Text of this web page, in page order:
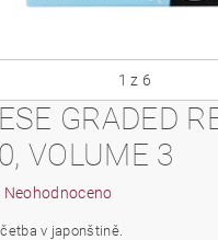
1 z 6
GRADED
VOLUME 3
Neohodnoceno
v japonštině.